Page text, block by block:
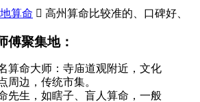
算命  高州算命比较准的、口碑好、
傅聚集地：
算命大师：寺庙道观附近，文化
周边，传统市集。
先生，如瞎子、盲人算命，一般